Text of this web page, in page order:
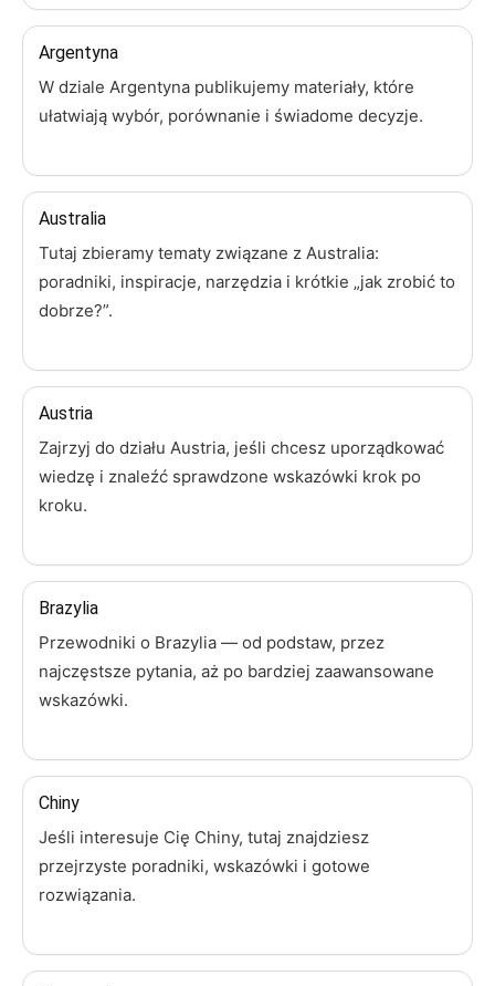
Argentyna
W dziale Argentyna publikujemy materiały, które
ułatwiają wybór, porównanie i świadome decyzje.
Australia
Tutaj zbieramy tematy związane z Australia:
poradniki, inspiracje, narzędzia i krótkie „jak zrobić to
dobrze?”.
Austria
Zajrzyj do działu Austria, jeśli chcesz uporządkować
wiedzę i znaleźć sprawdzone wskazówki krok po
kroku.
Brazylia
Przewodniki o Brazylia — od podstaw, przez
najczęstsze pytania, aż po bardziej zaawansowane
wskazówki.
Chiny
Jeśli interesuje Cię Chiny, tutaj znajdziesz
przejrzyste poradniki, wskazówki i gotowe
rozwiązania.